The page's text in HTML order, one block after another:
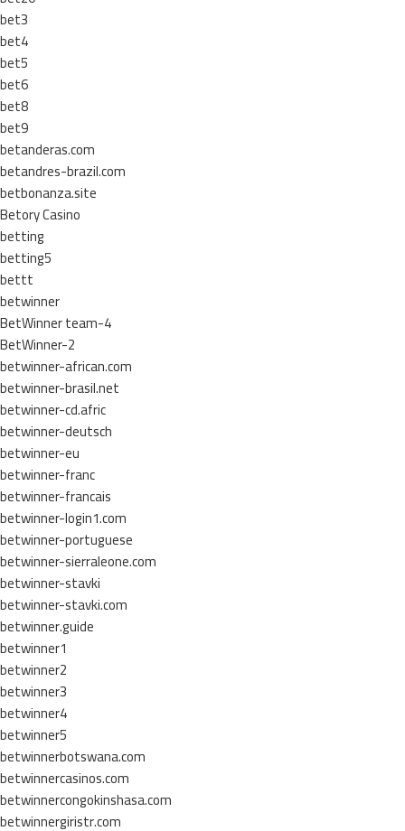
bet3
bet4
bet5
bet6
bet8
bet9
betanderas.com
betandres-brazil.com
betbonanza.site
Betory Casino
betting
betting5
bettt
betwinner
BetWinner team-4
BetWinner-2
betwinner-african.com
betwinner-brasil.net
betwinner-cd.afric
betwinner-deutsch
betwinner-eu
betwinner-franc
betwinner-francais
betwinner-login1.com
betwinner-portuguese
betwinner-sierraleone.com
betwinner-stavki
betwinner-stavki.com
betwinner.guide
betwinner1
betwinner2
betwinner3
betwinner4
betwinner5
betwinnerbotswana.com
betwinnercasinos.com
betwinnercongokinshasa.com
betwinnergiristr.com